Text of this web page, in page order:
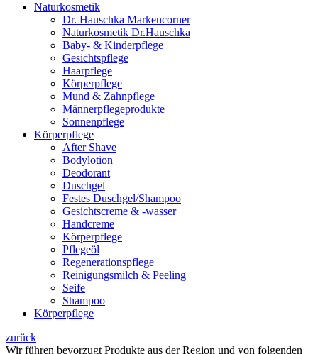
Naturkosmetik
Dr. Hauschka Markencorner
Naturkosmetik Dr.Hauschka
Baby- & Kinderpflege
Gesichtspflege
Haarpflege
Körperpflege
Mund & Zahnpflege
Männerpflegeprodukte
Sonnenpflege
Körperpflege
After Shave
Bodylotion
Deodorant
Duschgel
Festes Duschgel/Shampoo
Gesichtscreme & -wasser
Handcreme
Körperpflege
Pflegeöl
Regenerationspflege
Reinigungsmilch & Peeling
Seife
Shampoo
Körperpflege
zurück
Wir führen bevorzugt Produkte aus der Region und von folgenden